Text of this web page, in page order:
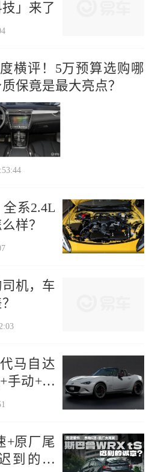
」来了
横评！5万预算选购哪
保竟是最大亮点？
系2.4L
样？
机，车
马自达
手动+轻
+原厂尾
到的诚